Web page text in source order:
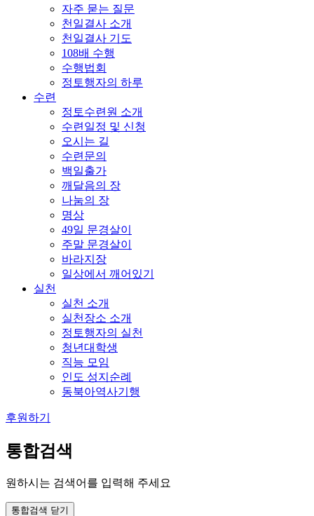
자주 묻는 질문
천일결사 소개
천일결사 기도
108배 수행
수행법회
정토행자의 하루
수련
정토수련원 소개
수련일정 및 신청
오시는 길
수련문의
백일출가
깨달음의 장
나눔의 장
명상
49일 문경살이
주말 문경살이
바라지장
일상에서 깨어있기
실천
실천 소개
실천장소 소개
정토행자의 실천
청년대학생
직능 모임
인도 성지순례
동북아역사기행
후원하기
통합검색
원하시는 검색어를 입력해 주세요
통합검색 닫기